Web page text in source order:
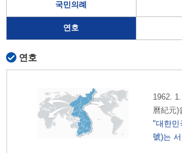
국민의례
연호
연호
1962.
曆紀元)
"대한민
號)는